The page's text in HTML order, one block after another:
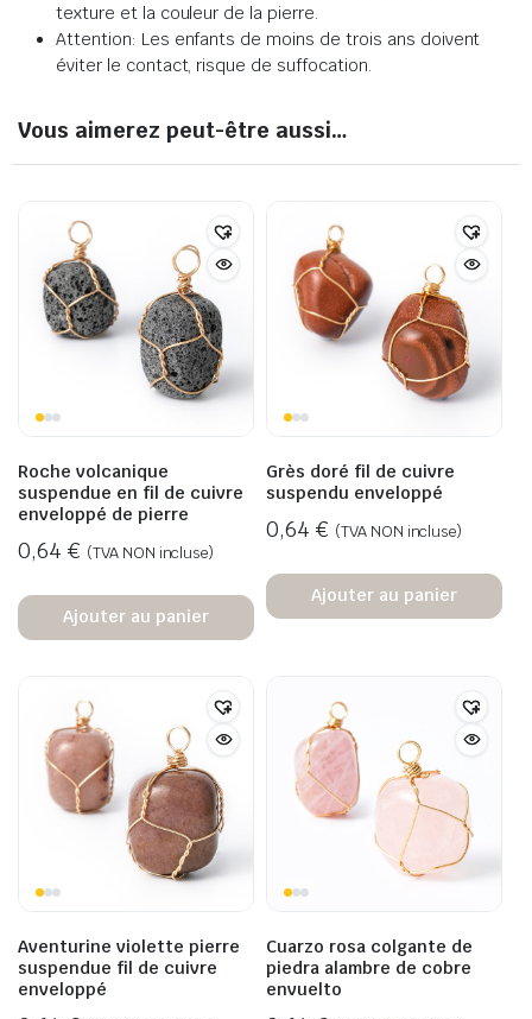
texture et la couleur de la pierre.
Attention: Les enfants de moins de trois ans doivent
éviter le contact, risque de suffocation.
Vous aimerez peut-être aussi…
Roche volcanique
suspendue en fil de cuivre
enveloppé de pierre
0,64 € (TVA NON incluse)
Ajouter au panier
Grès doré fil de cuivre
suspendu enveloppé
0,64 € (TVA NON incluse)
Ajouter au panier
Aventurine violette pierre
suspendue fil de cuivre
enveloppé
Cuarzo rosa colgante de
piedra alambre de cobre
envuelto